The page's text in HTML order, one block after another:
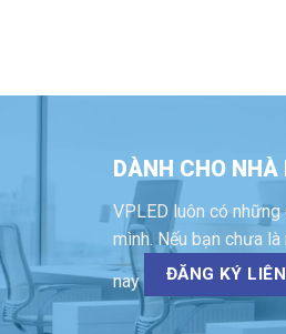
DÀNH CHO
VPLED luôn có
mình. Nếu bạn chưa
nay ĐĂNG KÝ